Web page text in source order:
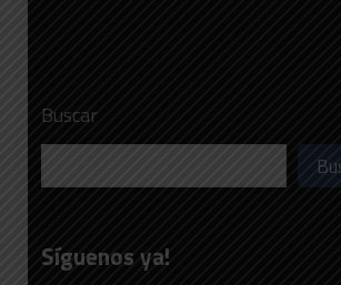
Buscar
Síguenos ya!